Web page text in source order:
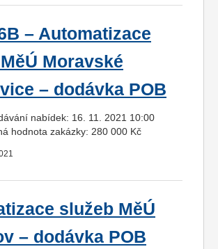
– Automatizace
Moravské
– dodávka POB
nabídek: 16. 11. 2021 10:00
hodnota zakázky: 280 000 Kč
služeb MěÚ
– dodávka POB